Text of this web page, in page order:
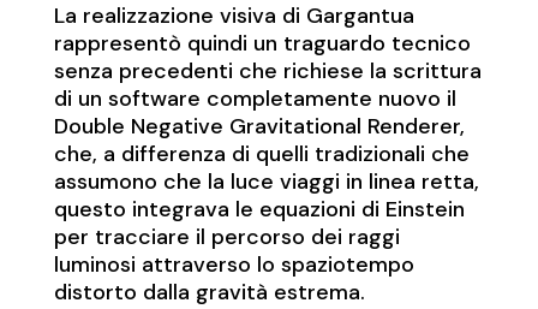
La realizzazione visiva di Gargantua
rappresentò quindi un traguardo tecnico
senza precedenti che richiese la scrittura
di un software completamente nuovo il
Double Negative Gravitational Renderer,
che, a differenza di quelli tradizionali che
assumono che la luce viaggi in linea retta,
questo integrava le equazioni di Einstein
per tracciare il percorso dei raggi
luminosi attraverso lo spaziotempo
distorto dalla gravità estrema.